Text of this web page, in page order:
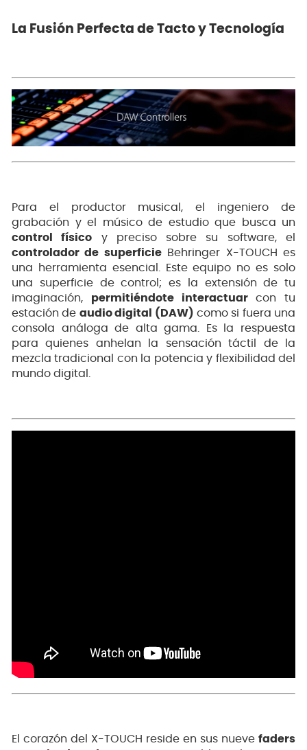
La Fusión Perfecta de Tacto y Tecnología
Para el productor musical, el ingeniero de
grabación y el músico de estudio que busca un
control físico y preciso sobre su software, el
controlador de superficieBehringer X-TOUCH es
una herramienta esencial. Este equipo no es solo
una superficie de control; es la extensión de tu
imaginación, permitiéndote interactuarcon tu
estación de audio digital (DAW) como si fuera una
consola análoga de alta gama. Es la respuesta
para quienes anhelan la sensación táctil de la
mezcla tradicional con la potencia y flexibilidad del
mundo digital.
El corazón del X-TOUCH reside en sus nueve faders